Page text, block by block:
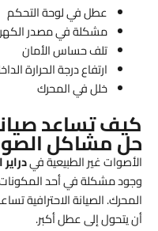
عطل في لوحة التحكم
مشكلة في مصدر الكهرباء
تلف حساس الأمان
ارتفاع درجة الحرارة الداخلية
خلل في المحرك
كيف تساعد
حل مشاكل
الأصوات غير الطبيعية فيدراير
وجود مشكلة في أحد المكونات
المحرك. الصيانة الاحترافية
أن يتحول إلى عطل أكبر.